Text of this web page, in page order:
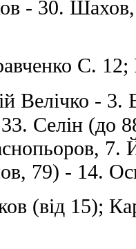
- 30.
С. 12;
Велiчко - 3.
Селін (до
7.
79) - 14.
(від 15);